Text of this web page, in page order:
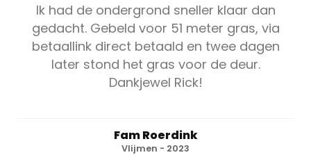
Ik had de ondergrond sneller klaar dan
gedacht. Gebeld voor 51 meter gras, via
betaallink direct betaald en twee dagen
later stond het gras voor de deur.
Dankjewel Rick!
Fam Roerdink
Vlijmen - 2023